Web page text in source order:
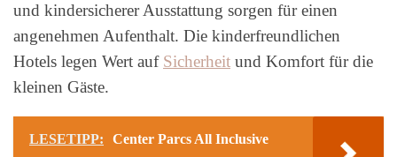
und kindersicherer Ausstattung sorgen für einen
angenehmen Aufenthalt. Die kinderfreundlichen
Hotels legen Wert auf Sicherheit und Komfort für die
kleinen Gäste.
LESETIPP:
Center Parcs All Inclusive